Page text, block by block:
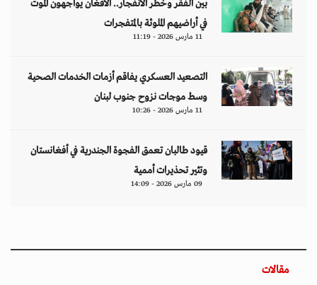
بين الفقر وخطر الانفجار.. الأفغان يواجهون الموت
في أراضيهم الملوثة بالمتفجرات
11 مارس 2026 - 11:19
التصعيد العسكري يفاقم أزمات الخدمات الصحية
وسط موجات نزوح جنوب لبنان
11 مارس 2026 - 10:26
قيود طالبان تعمق الفجوة الجندرية في أفغانستان
وتثير تحذيرات أممية
09 مارس 2026 - 14:09
مقالات